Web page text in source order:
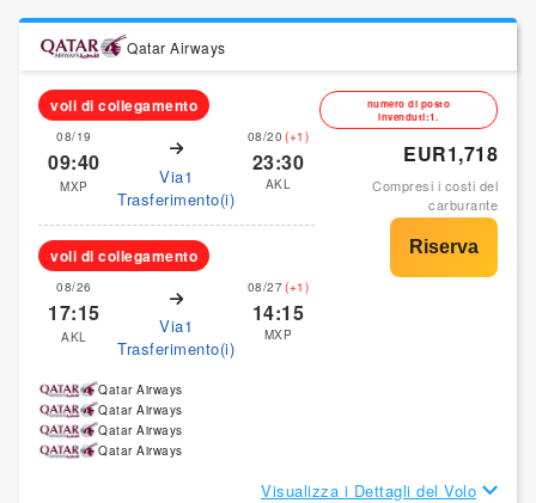
Qatar Airways
voli di collegamento
08/19
09:40
MXP
Via1
Trasferimento(i)
08/20 (+1)
23:30
AKL
voli di collegamento
08/26
17:15
AKL
Via1
Trasferimento(i)
08/27(+1)
14:15
MXP
numero di posto
invenduti:1.
EUR1,718
Compresi i costi del
carburante
Qatar Airways
Qatar Airways
Qatar Airways
Qatar Airways
Visualizza i Dettagli del Volo